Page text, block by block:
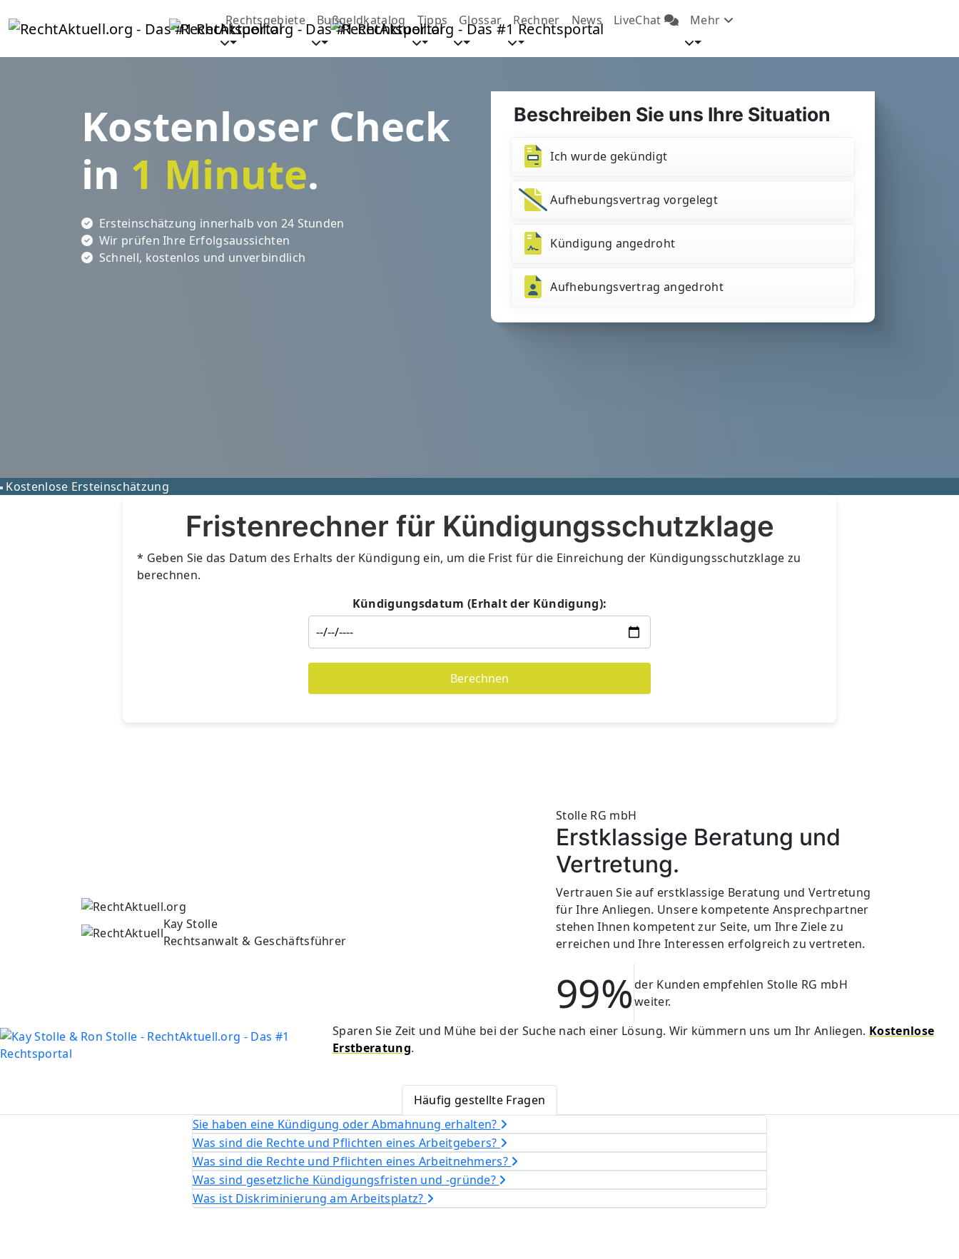
Rechtsgebiete Bußgeldkatalog Tipps Glossar Rechner News LiveChat  Mehr
Kostenloser Check
in 1 Minute.
Ersteinschätzung innerhalb von 24 Stunden
Wir prüfen Ihre Erfolgsaussichten
Schnell, kostenlos und unverbindlich
Beschreiben Sie uns Ihre Situation
Ich wurde gekündigt
Aufhebungsvertrag vorgelegt
Kündigung angedroht
Aufhebungsvertrag angedroht
Kostenlose Ersteinschätzung
Fristenrechner für Kündigungsschutzklage
* Geben Sie das Datum des Erhalts der Kündigung ein, um die Frist für die Einreichung der Kündigungsschutzklage zu
berechnen.
Kündigungsdatum (Erhalt der Kündigung):
Berechnen
Kay Stolle
Rechtsanwalt & Geschäftsführer
Stolle RG mbH
Erstklassige Beratung und
Vertretung.
Vertrauen Sie auf erstklassige Beratung und Vertretung
für Ihre Anliegen. Unsere kompetente Ansprechpartner
stehen Ihnen kompetent zur Seite, um Ihre Ziele zu
erreichen und Ihre Interessen erfolgreich zu vertreten.
99%der Kunden empfehlen Stolle RG mbH
weiter.
Sparen Sie Zeit und Mühe bei der Suche nach einer Lösung. Wir kümmern uns um Ihr Anliegen. Kostenlose
Erstberatung.
Häufig gestellte Fragen
Sie haben eine Kündigung oder Abmahnung erhalten?
Was sind die Rechte und Pflichten eines Arbeitgebers?
Was sind die Rechte und Pflichten eines Arbeitnehmers?
Was sind gesetzliche Kündigungsfristen und -gründe?
Was ist Diskriminierung am Arbeitsplatz?